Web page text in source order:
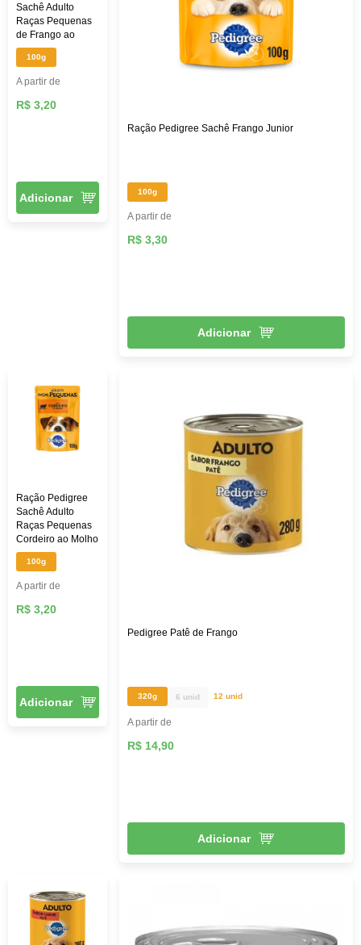
Sachê Adulto
Raças Pequenas
de Frango ao
Molho
100g
A partir de
R$ 3,20
Adicionar
Ração Pedigree Sachê Frango Junior
100g
A partir de
R$ 3,30
Adicionar
Ração Pedigree
Sachê Adulto
Raças Pequenas
Cordeiro ao Molho
100g
A partir de
R$ 3,20
Adicionar
Pedigree Patê de Frango
320g 6 unid 12 unid
A partir de
R$ 14,90
Adicionar